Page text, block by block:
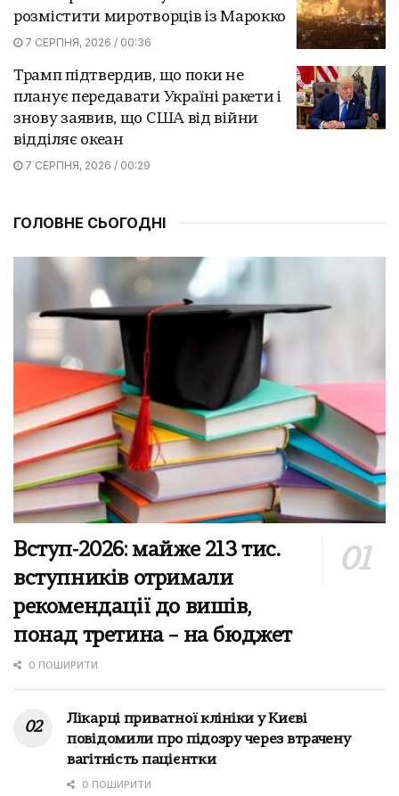
розмістити миротворців із Марокко
7 СЕРПНЯ, 2026 / 00:36
Трамп підтвердив, що поки не
планує передавати Україні ракети і
знову заявив, що США від війни
відділяє океан
7 СЕРПНЯ, 2026 / 00:29
ГОЛОВНЕ СЬОГОДНІ
Вступ-2026: майже 213 тис.
вступників отримали
рекомендації до вишів,
понад третина – на бюджет
0 ПОШИРИТИ
Лікарці приватної клініки у Києві
повідомили про підозру через втрачену
вагітність пацієнтки
0 ПОШИРИТИ